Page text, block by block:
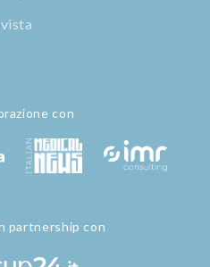
con
partnership con